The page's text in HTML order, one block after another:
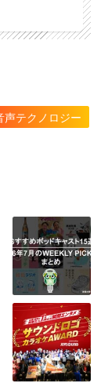
声テクノロジー